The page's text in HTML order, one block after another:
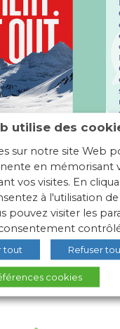
L’Aquarium
utilise des
sur notre site Web
en mémorisant
vos visites. En
à l'utilisation de
pouvez visiter les
tout Refuser
cookies